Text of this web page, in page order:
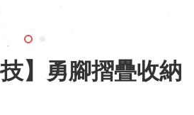
技】勇腳摺疊收納